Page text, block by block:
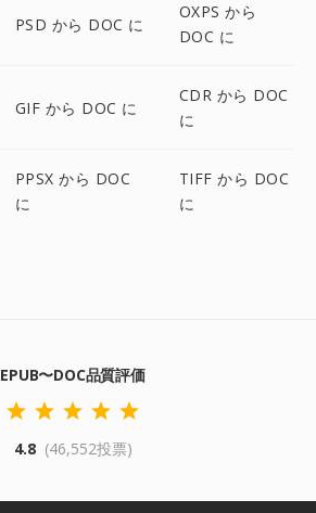
PSD から DOC に
OXPS から
DOC に
GIF から DOC に
CDR から DOC
に
PPSX から DOC
に
TIFF から DOC
に
EPUB〜DOC品質評価
4.8 (46,552投票)